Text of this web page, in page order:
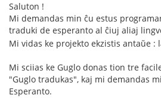
Saluton !
Mi demandas min ĉu estus
traduki de esperanto al ĉiuj aliaj
Mi vidas ke projekto ekzistis antaŭe :
Mi sciias ke Guglo donas tion tre
"Guglo tradukas", kaj mi demandas
Esperanto.